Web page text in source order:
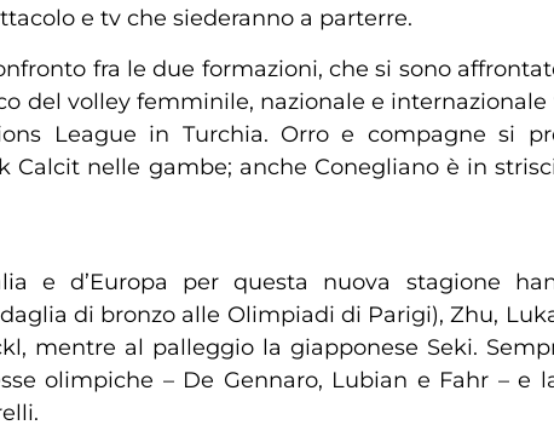
e tv che siederanno a parterre.
fra le due formazioni, che si sono
del volley femminile, nazionale e
League in Turchia. Orro e compagne si
Calcit nelle gambe; anche Conegliano è in
e d’Europa per questa nuova stagione
di bronzo alle Olimpiadi di Parigi), Zhu,
mentre al palleggio la giapponese Seki.
olimpiche – De Gennaro, Lubian e Fahr – e